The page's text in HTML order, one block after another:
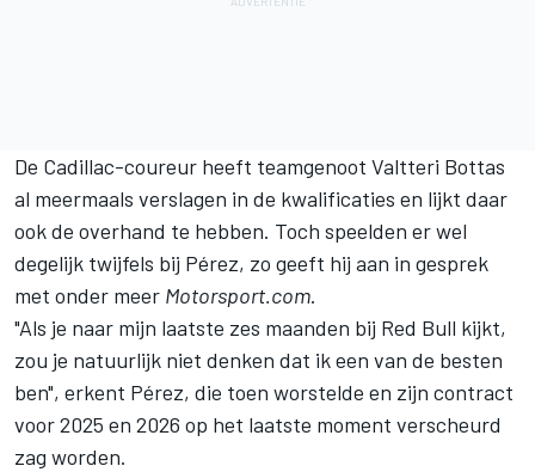
De Cadillac-coureur heeft teamgenoot Valtteri Bottas
al meermaals verslagen in de kwalificaties en lijkt daar
ook de overhand te hebben. Toch speelden er wel
degelijk twijfels bij Pérez, zo geeft hij aan in gesprek
met onder meer Motorsport.com.
"Als je naar mijn laatste zes maanden bij Red Bull kijkt,
zou je natuurlijk niet denken dat ik een van de besten
ben", erkent Pérez, die toen worstelde en zijn contract
voor 2025 en 2026 op het laatste moment verscheurd
zag worden.